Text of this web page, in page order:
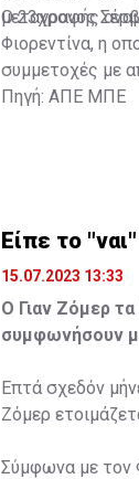
μεταγραφής
Ο 23χρονος
Φιορεντίνα, η
συμμετοχές με
Πηγή: ΑΠΕ ΜΠΕ
Είπε το
15.07.2023 13:33
Ο Γιαν Ζόμερ
συμφωνήσουν
Επτά σχεδόν
Ζόμερ
Σύμφωνα με τον